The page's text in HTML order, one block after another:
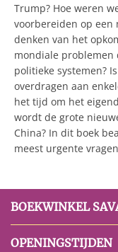
Trump? Hoe weren
voorbereiden op een
denken van het
mondiale problemen
politieke systemen?
overdragen aan
het tijd om het
wordt de grote
China? In dit boek
meest urgente
BOEKWINKEL
OPENINGSTIJDEN